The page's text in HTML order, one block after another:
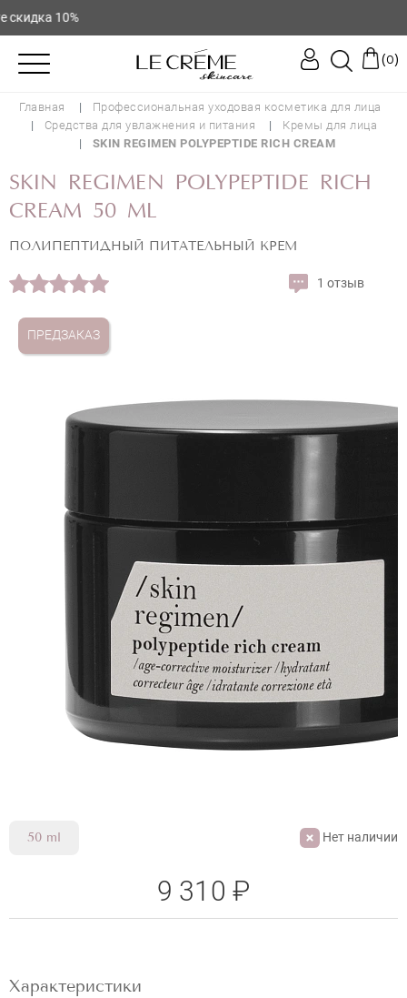
10%
(0)
Главная
Профессиональная уходовая косметика для лица
Средства для увлажнения и питания
Кремы для лица
SKIN REGIMEN POLYPEPTIDE RICH CREAM
SKIN REGIMEN POLYPEPTIDE RICH
CREAM 50 ML
ПОЛИПЕПТИДНЫЙ ПИТАТЕЛЬНЫЙ КРЕМ
1 отзыв
ПРЕДЗАКАЗ
50 ml Нет наличии
Характеристики
9 310 ₽